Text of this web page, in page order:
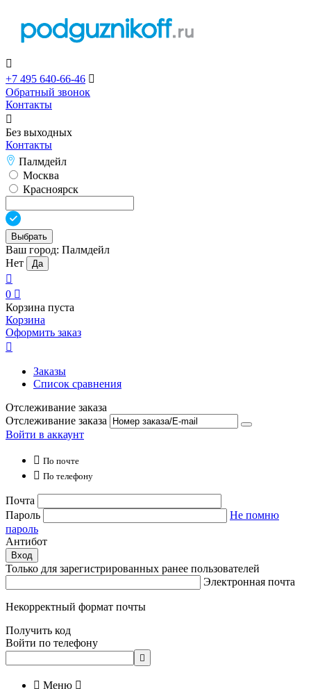

+7 495 640-66-46 
Обратный звонок
Контакты

Без выходных
Контакты
Палмдейл
Москва
Красноярск
Выбрать
Ваш город: Палмдейл
Нет
Да

0 
Корзина пуста
Корзина
Оформить заказ

Заказы
Список сравнения
Отслеживание заказа
Отслеживание заказа
Войти в аккаунт
 По почте
 По телефону
Почта
Пароль
Не помню
пароль
Антибот
Вход
Только для зарегистрированных ранее пользователей
Электронная почта
Некорректный формат почты
Получить код
Войти по телефону

 Меню 